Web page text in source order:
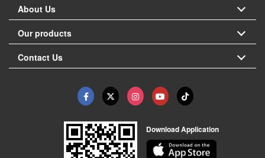
About Us
Our products
Contact Us
Download Application